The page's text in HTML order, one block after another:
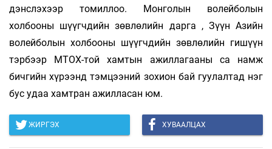
дэнслэхээр томиллоо. Монголын волейболын
холбооны шүүгчдийн зөвлөлийн дарга , Зүүн Азийн
волейболын холбооны шүүгчдийн зөвлөлийн гишүүн
тэрбээр МТОХ-той хамтын ажиллагааны са намж
бичгийн хүрээнд тэмцээний зохион бай гуулалтад нэг
бус удаа хамтран ажилласан юм.
ЖИРГЭХ ХУВААЛЦАХ